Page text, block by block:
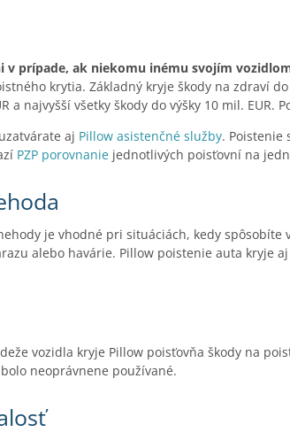
v prípade, ak niekomu inému svojím
krytia. Základný kryje škody na zdraví
a najvyšší všetky škody do výšky 10 mil. EUR.
aj Pillow asistenčné služby. Poistenie
PZP porovnanie jednotlivých poisťovní na
je vhodné pri situáciách, kedy
alebo havárie. Pillow poistenie auta kryje
vozidla kryje Pillow poisťovňa škody na
neoprávnene používané.